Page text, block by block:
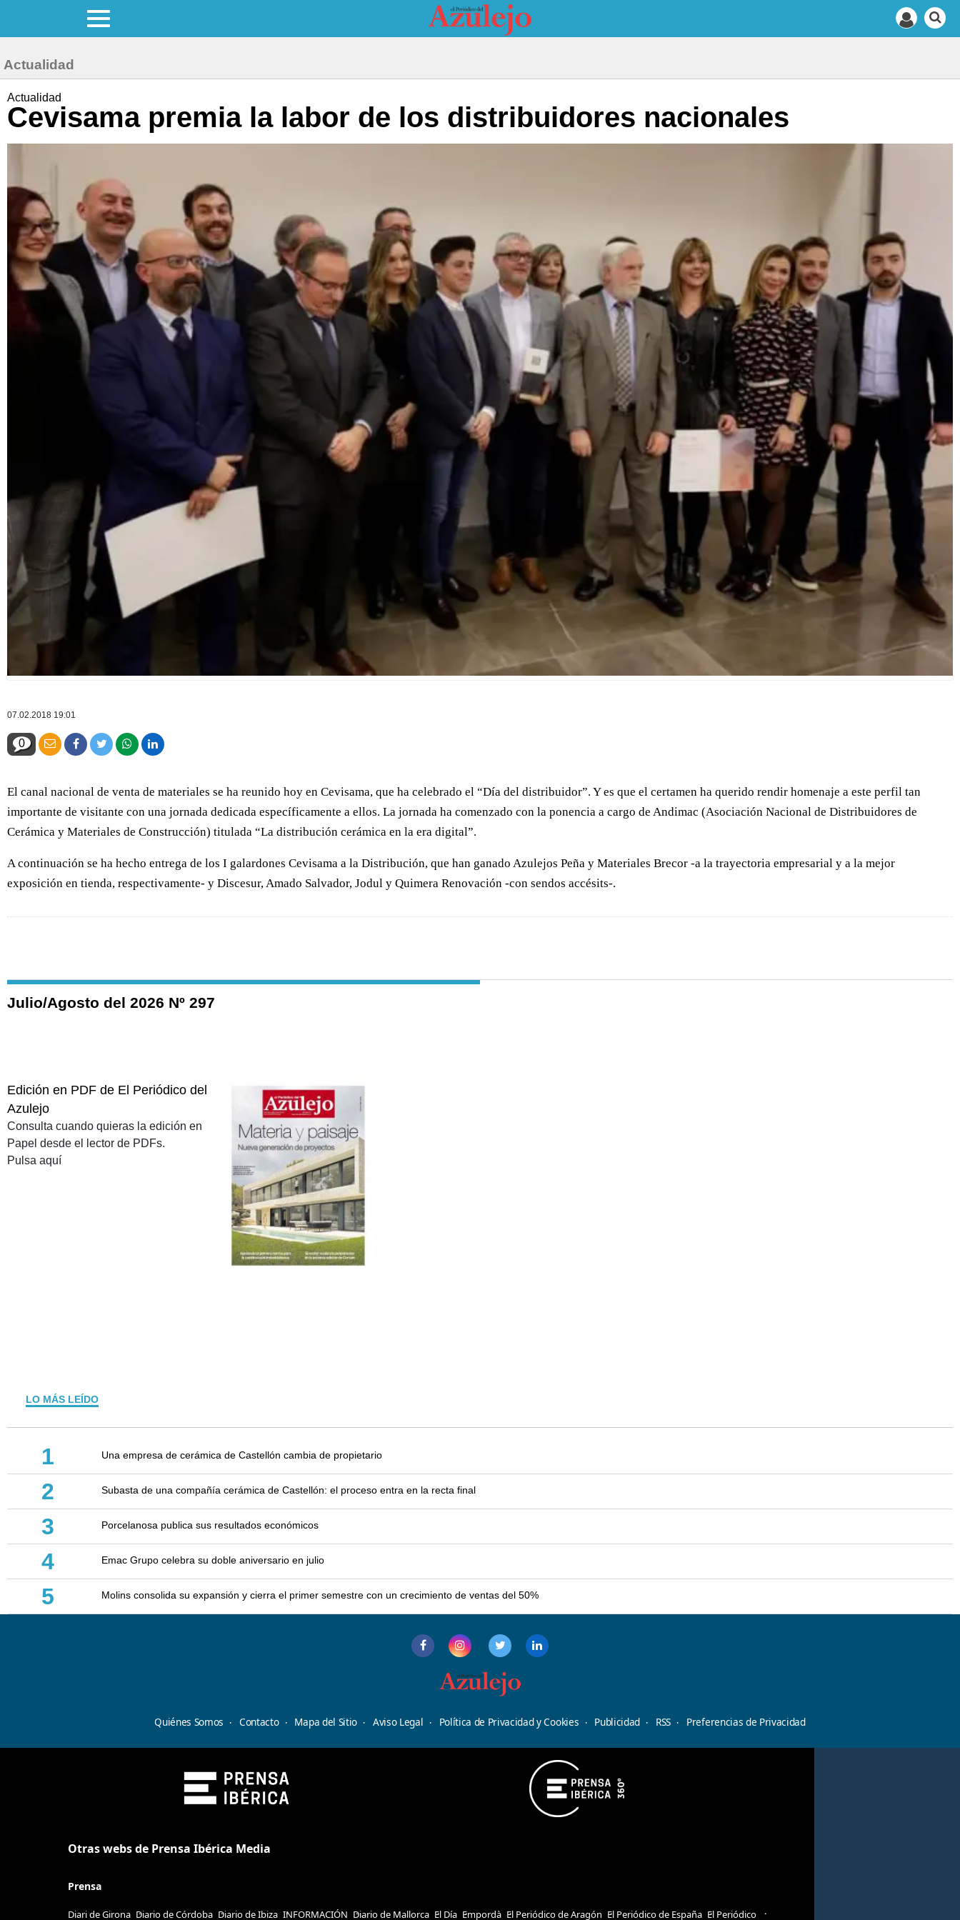
Actualidad
Actualidad
Cevisama premia la labor de los distribuidores nacionales
07.02.2018 19:01
0
El canal nacional de venta de materiales se ha reunido hoy en Cevisama, que ha celebrado el “Día del distribuidor”. Y es que el certamen ha querido rendir homenaje a este perfil tan
importante de visitante con una jornada dedicada específicamente a ellos. La jornada ha comenzado con la ponencia a cargo de Andimac (Asociación Nacional de Distribuidores de
Cerámica y Materiales de Construcción) titulada “La distribución cerámica en la era digital”.
A continuación se ha hecho entrega de los I galardones Cevisama a la Distribución, que han ganado Azulejos Peña y Materiales Brecor -a la trayectoria empresarial y a la mejor
exposición en tienda, respectivamente- y Discesur, Amado Salvador, Jodul y Quimera Renovación -con sendos accésits-.
Julio/Agosto del 2026 Nº 297
Edición en PDF de El Periódico del
Azulejo
Consulta cuando quieras la edición en
Papel desde el lector de PDFs.
Pulsa aquí
LO MÁS LEÍDO
1 Una empresa de cerámica de Castellón cambia de propietario
2 Subasta de una compañía cerámica de Castellón: el proceso entra en la recta final
3 Porcelanosa publica sus resultados económicos
4 Emac Grupo celebra su doble aniversario en julio
5 Molins consolida su expansión y cierra el primer semestre con un crecimiento de ventas del 50%
Quiénes Somos Contacto Mapa del Sitio Aviso Legal Política de Privacidad y Cookies Publicidad RSS Preferencias de Privacidad
Otras webs de Prensa Ibérica Media
Prensa
Diari de Girona Diario de Córdoba Diario de Ibiza INFORMACIÓN Diario de Mallorca El Día Empordà El Periódico de Aragón El Periódico de España El Periódico